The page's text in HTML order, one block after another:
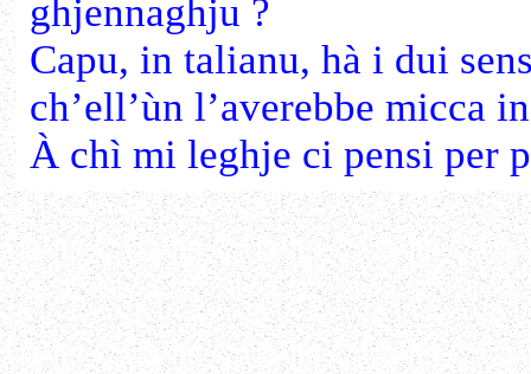
ghjennaghju ?
Capu, in talianu, hà i dui
ch’ell’ùn l’averebbe micca
À chì mi leghje ci pensi per